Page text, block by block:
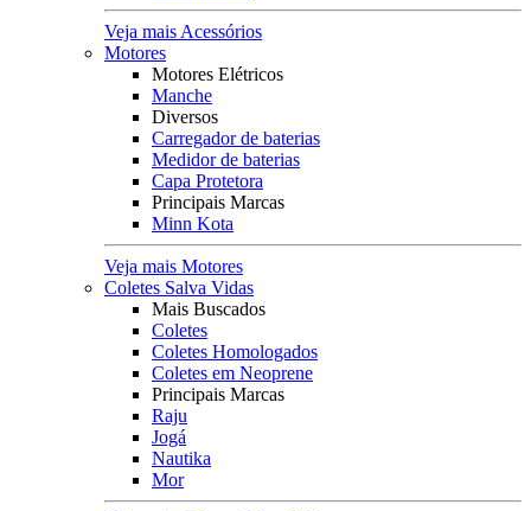
Veja mais Acessórios
Motores
Motores Elétricos
Manche
Diversos
Carregador de baterias
Medidor de baterias
Capa Protetora
Principais Marcas
Minn Kota
Veja mais Motores
Coletes Salva Vidas
Mais Buscados
Coletes
Coletes Homologados
Coletes em Neoprene
Principais Marcas
Raju
Jogá
Nautika
Mor